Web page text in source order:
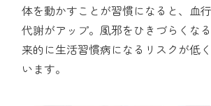
体を動かすことが習慣になると、血
代謝がアップ。風邪をひきづらくな
来的に生活習慣病になるリスクが低
います。